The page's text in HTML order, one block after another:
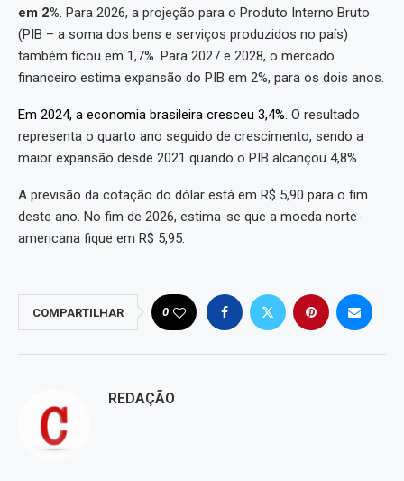
em 2%. Para 2026, a projeção para o Produto Interno Bruto
(PIB – a soma dos bens e serviços produzidos no país)
também ficou em 1,7%. Para 2027 e 2028, o mercado
financeiro estima expansão do PIB em 2%, para os dois anos.
Em 2024, a economia brasileira cresceu 3,4%. O resultado
representa o quarto ano seguido de crescimento, sendo a
maior expansão desde 2021 quando o PIB alcançou 4,8%.
A previsão da cotação do dólar está em R$ 5,90 para o fim
deste ano. No fim de 2026, estima-se que a moeda norte-
americana fique em R$ 5,95.
COMPARTILHAR 0
REDAÇÃO